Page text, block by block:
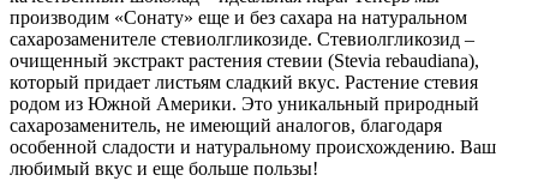
производим «Сонату» еще и без сахара на натуральном
сахарозаменителе стевиолгликозиде. Стевиолгликозид –
очищенный экстракт растения стевии (Stevia rebaudiana),
который придает листьям сладкий вкус. Растение стевия
родом из Южной Америки. Это уникальный природный
сахарозаменитель, не имеющий аналогов, благодаря
особенной сладости и натуральному происхождению. Ваш
любимый вкус и еще больше пользы!